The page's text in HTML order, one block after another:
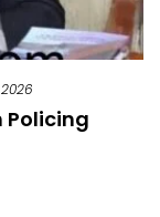
Policing